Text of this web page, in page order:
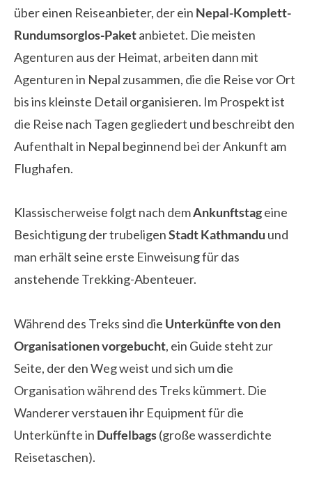
über einen Reiseanbieter, der ein Nepal-Komplett-
Rundumsorglos-Paketanbietet. Die meisten
Agenturen aus der Heimat, arbeiten dann mit
Agenturen in Nepal zusammen, die die Reise vor Ort
bis ins kleinste Detail organisieren. Im Prospekt ist
die Reise nach Tagen gegliedert und beschreibt den
Aufenthalt in Nepal beginnend bei der Ankunft am
Flughafen.
Klassischerweise folgt nach demAnkunftstageine
Besichtigung der trubeligenStadt Kathmandu und
man erhält seine erste Einweisung für das
anstehende Trekking-Abenteuer.
Während des Treks sind die Unterkünfte von den
Organisationen vorgebucht, ein Guide steht zur
Seite, der den Weg weist und sich um die
Organisation während des Treks kümmert. Die
Wanderer verstauen ihr Equipment für die
Unterkünfte in Duffelbags(große wasserdichte
Reisetaschen).